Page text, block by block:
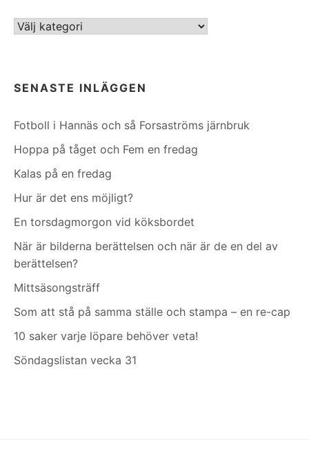
Kategorier
SENASTE INLÄGGEN
Fotboll i Hannäs och så Forsaströms järnbruk
Hoppa på tåget och Fem en fredag
Kalas på en fredag
Hur är det ens möjligt?
En torsdagmorgon vid köksbordet
När är bilderna berättelsen och när är de en del av
berättelsen?
Mittsäsongsträff
Som att stå på samma ställe och stampa – en re-cap
10 saker varje löpare behöver veta!
Söndagslistan vecka 31